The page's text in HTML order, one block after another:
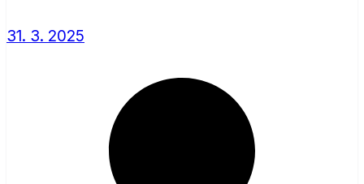
31. 3. 2025